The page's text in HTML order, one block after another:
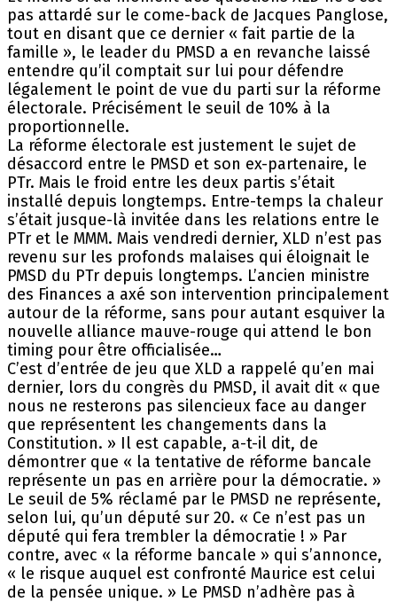
pas attardé sur le come-back de Jacques Panglose,
tout en disant que ce dernier « fait partie de la
famille », le leader du PMSD a en revanche laissé
entendre qu’il comptait sur lui pour défendre
légalement le point de vue du parti sur la réforme
électorale. Précisément le seuil de 10% à la
proportionnelle.
La réforme électorale est justement le sujet de
désaccord entre le PMSD et son ex-partenaire, le
PTr. Mais le froid entre les deux partis s’était
installé depuis longtemps. Entre-temps la chaleur
s’était jusque-là invitée dans les relations entre le
PTr et le MMM. Mais vendredi dernier, XLD n’est pas
revenu sur les profonds malaises qui éloignait le
PMSD du PTr depuis longtemps. L’ancien ministre
des Finances a axé son intervention principalement
autour de la réforme, sans pour autant esquiver la
nouvelle alliance mauve-rouge qui attend le bon
timing pour être officialisée…
C’est d’entrée de jeu que XLD a rappelé qu’en mai
dernier, lors du congrès du PMSD, il avait dit « que
nous ne resterons pas silencieux face au danger
que représentent les changements dans la
Constitution. » Il est capable, a-t-il dit, de
démontrer que « la tentative de réforme bancale
représente un pas en arrière pour la démocratie. »
Le seuil de 5% réclamé par le PMSD ne représente,
selon lui, qu’un député sur 20. « Ce n’est pas un
député qui fera trembler la démocratie ! » Par
contre, avec « la réforme bancale » qui s’annonce,
« le risque auquel est confronté Maurice est celui
de la pensée unique. » Le PMSD n’adhère pas à